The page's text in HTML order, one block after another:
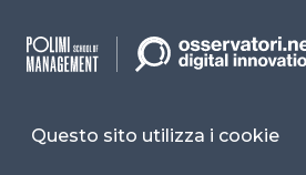
Facebook LinkedIn
Questo sito utilizza i cookie